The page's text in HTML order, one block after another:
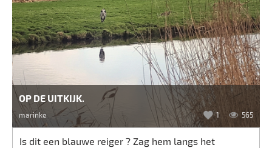
OP DE UITKIJK.
marinke 1 565
Is dit een blauwe reiger ? Zag hem langs het